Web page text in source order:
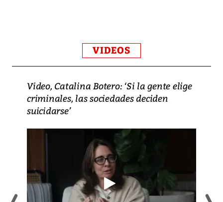
VIDEOS
Video, Catalina Botero: ‘Si la gente elige
criminales, las sociedades deciden
suicidarse’